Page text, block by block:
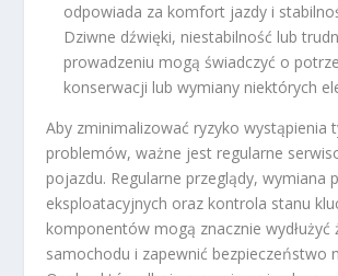
odpowiada za komfort jazdy i
Dziwne dźwięki, niestabilność lub
prowadzeniu mogą świadczyć o
konserwacji lub wymiany niektórych
Aby zminimalizować ryzyko wystąpienia
problemów, ważne jest regularne
pojazdu. Regularne przeglądy, wymiana
eksploatacyjnych oraz kontrola stanu
komponentów mogą znacznie wydłużyć
samochodu i zapewnić bezpieczeństwo